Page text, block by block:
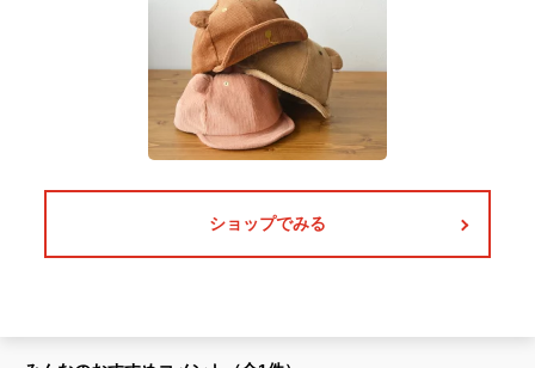
ショップでみる